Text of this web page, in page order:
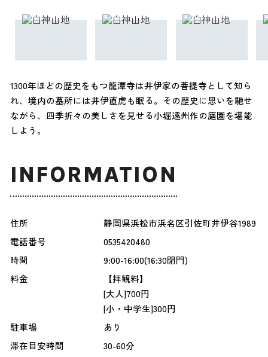
1300年ほどの歴史をもつ龍潭寺は井伊家の菩提寺として知ら
れ、境内の墓所には井伊直虎も眠る。その歴史に思いを馳せ
ながら、四季折々の美しさを見せる小堀遠州作の庭園を堪能
しよう。
INFORMATION
住所
静岡県浜松市浜名区引佐町井伊谷1989
電話番号
0535420480
時間
9:00-16:00(16:30閉門)
料金
【拝観料】
[大人]700円
[小・中学生]300円
駐車場
あり
滞在目安時間
30-60分